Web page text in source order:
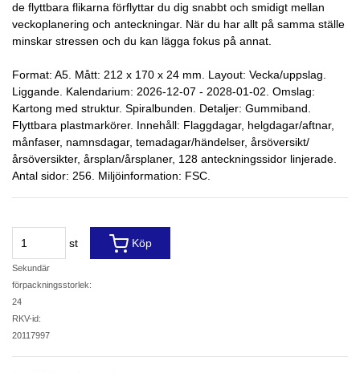
de flyttbara flikarna förflyttar du dig snabbt och smidigt mellan
veckoplanering och anteckningar. När du har allt på samma ställe
minskar stressen och du kan lägga fokus på annat.
Format: A5. Mått: 212 x 170 x 24 mm. Layout: Vecka/uppslag.
Liggande. Kalendarium: 2026-12-07 - 2028-01-02. Omslag:
Kartong med struktur. Spiralbunden. Detaljer: Gummiband.
Flyttbara plastmarkörer. Innehåll: Flaggdagar, helgdagar/aftnar,
månfaser, namnsdagar, temadagar/händelser, årsöversikt/
årsöversikter, årsplan/årsplaner, 128 anteckningssidor linjerade.
Antal sidor: 256. Miljöinformation: FSC.
st
Sekundär
förpackningsstorlek:
24
RKV-id:
20117997
Köp